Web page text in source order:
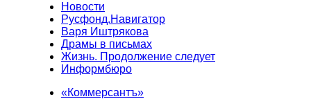
Новости
Русфонд.Навигатор
Варя Иштрякова
Драмы в письмах
Жизнь. Продолжение следует
Информбюро
«Коммерсантъ»